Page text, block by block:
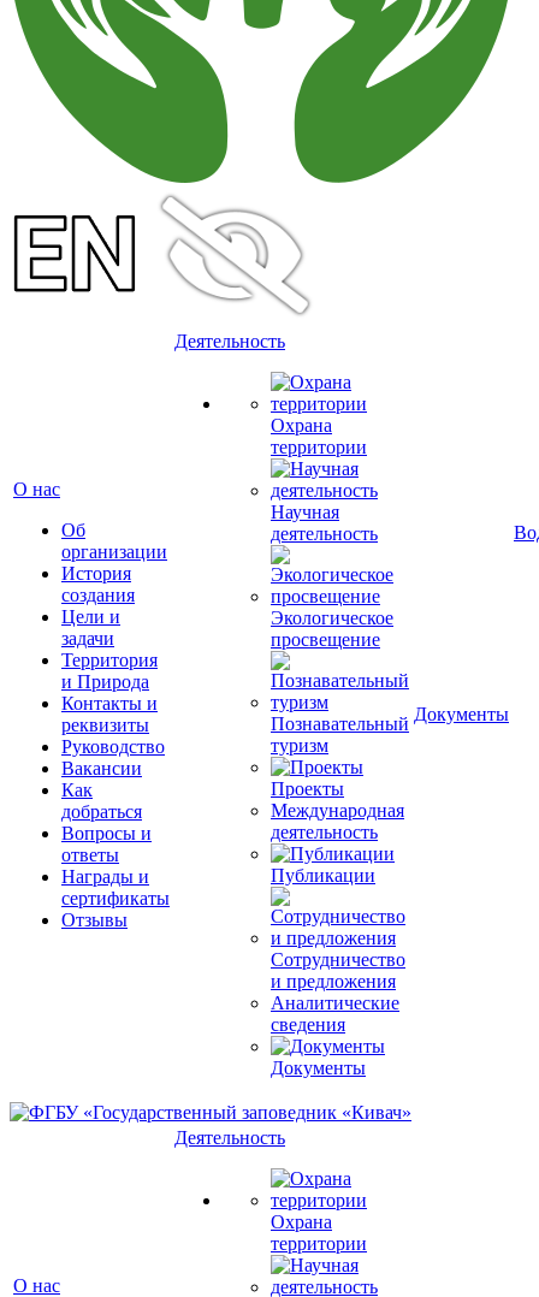
О нас
Об
организации
История
создания
Цели и
задачи
Территория
и Природа
Контакты и
реквизиты
Руководство
Вакансии
Как
добраться
Вопросы и
ответы
Награды и
сертификаты
Отзывы
Деятельность
Охрана
территории
Научная
деятельность
Экологическое
просвещение
Познавательный
туризм
Проекты
Международная
деятельность
Публикации
Сотрудничество
и предложения
Аналитические
сведения
Документы
Документы
О нас
Деятельность
Охрана
территории